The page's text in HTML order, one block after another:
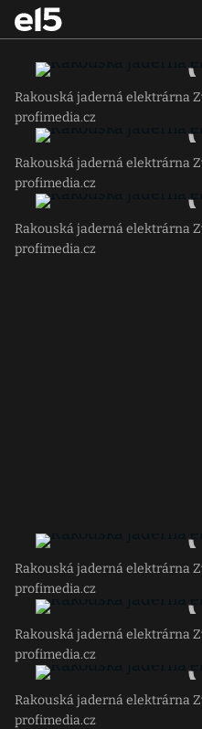
Rakouská jaderná elektrárna
profimedia.cz
Rakouská jaderná elektrárna
profimedia.cz
Rakouská jaderná elektrárna
profimedia.cz
Rakouská jaderná elektrárna
profimedia.cz
Rakouská jaderná elektrárna
profimedia.cz
Rakouská jaderná elektrárna
profimedia.cz